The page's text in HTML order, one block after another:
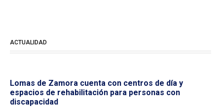
ACTUALIDAD
Lomas de Zamora cuenta con centros de día y
espacios de rehabilitación para personas con
discapacidad